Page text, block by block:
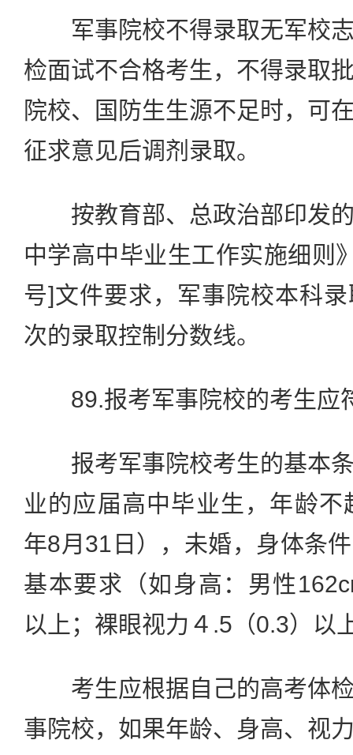
军事院校不得录取无军校志
检面试不合格考生，不得录取
院校、国防生生源不足时，可
征求意见后调剂录取。
按教育部、总政治部印发的
中学高中毕业生工作实施细则
号]文件要求，军事院校本科
次的录取控制分数线。
89.报考军事院校的考生应
报考军事院校考生的基本条
业的应届高中毕业生，年龄
年8月31日），未婚，身体条
基本要求（如身高：男性
以上；裸眼视力４.5（0.3）以
考生应根据自己的高考体检
事院校，如果年龄、身高、视